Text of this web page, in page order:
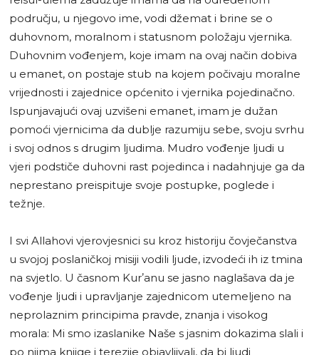
području, u njegovo ime, vodi džemat i brine se o
duhovnom, moralnom i statusnom položaju vjernika.
Duhovnim vođenjem, koje imam na ovaj način dobiva
u emanet, on postaje stub na kojem počivaju moralne
vrijednosti i zajednice općenito i vjernika pojedinačno.
Ispunjavajući ovaj uzvišeni emanet, imam je dužan
pomoći vjernicima da dublje razumiju sebe, svoju svrhu
i svoj odnos s drugim ljudima. Mudro vođenje ljudi u
vjeri podstiče duhovni rast pojedinca i nadahnjuje ga da
neprestano preispituje svoje postupke, poglede i
težnje.
I svi Allahovi vjerovjesnici su kroz historiju čovječanstva
u svojoj poslaničkoj misiji vodili ljude, izvodeći ih iz tmina
na svjetlo. U časnom Kurʼanu se jasno naglašava da je
vođenje ljudi i upravljanje zajednicom utemeljeno na
neprolaznim principima pravde, znanja i visokog
morala: Mi smo izaslanike Naše s jasnim dokazima slali i
po njima knjige i terezije objavljivali, da bi ljudi